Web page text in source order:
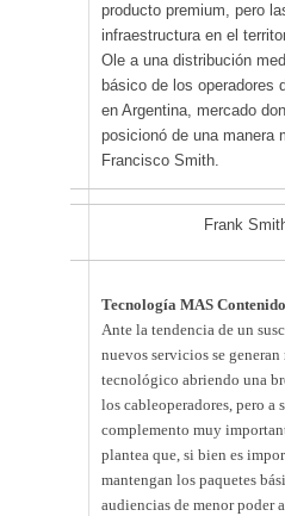
producto premium, pero
infraestructura en el
Ole a una distribución
básico de los operadores
en Argentina, mercado
posicionó de una manera
Francisco Smith.
Frank
Tecnología MAS
Ante la tendencia de un
nuevos servicios se
tecnológico abriendo una
los cableoperadores, pero a
complemento muy
plantea que, si bien es
mantengan los paquetes
audiencias de menor poder